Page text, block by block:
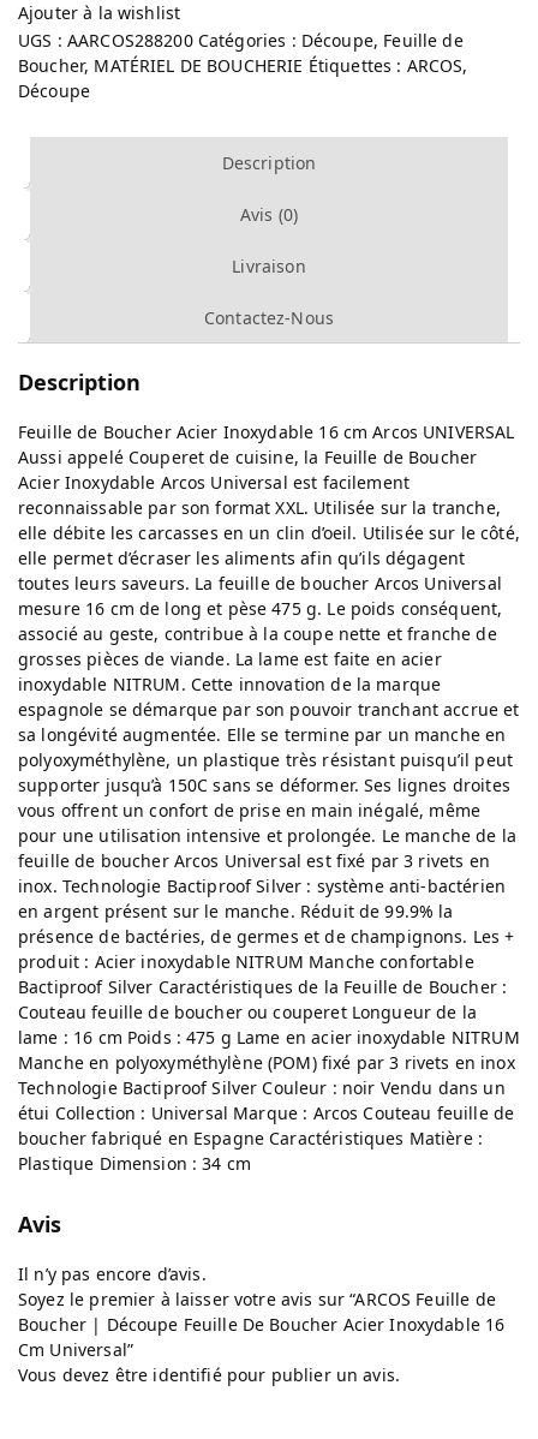
Ajouter à la wishlist
UGS : AARCOS288200 Catégories : Découpe, Feuille de
Boucher, MATÉRIEL DE BOUCHERIE Étiquettes : ARCOS,
Découpe
Description
Avis (0)
Livraison
Contactez-Nous
Description
Feuille de Boucher Acier Inoxydable 16 cm Arcos UNIVERSAL
Aussi appelé Couperet de cuisine, la Feuille de Boucher
Acier Inoxydable Arcos Universal est facilement
reconnaissable par son format XXL. Utilisée sur la tranche,
elle débite les carcasses en un clin d’oeil. Utilisée sur le côté,
elle permet d’écraser les aliments afin qu’ils dégagent
toutes leurs saveurs. La feuille de boucher Arcos Universal
mesure 16 cm de long et pèse 475 g. Le poids conséquent,
associé au geste, contribue à la coupe nette et franche de
grosses pièces de viande. La lame est faite en acier
inoxydable NITRUM. Cette innovation de la marque
espagnole se démarque par son pouvoir tranchant accrue et
sa longévité augmentée. Elle se termine par un manche en
polyoxyméthylène, un plastique très résistant puisqu’il peut
supporter jusqu’à 150C sans se déformer. Ses lignes droites
vous offrent un confort de prise en main inégalé, même
pour une utilisation intensive et prolongée. Le manche de la
feuille de boucher Arcos Universal est fixé par 3 rivets en
inox. Technologie Bactiproof Silver : système anti-bactérien
en argent présent sur le manche. Réduit de 99.9% la
présence de bactéries, de germes et de champignons. Les +
produit : Acier inoxydable NITRUM Manche confortable
Bactiproof Silver Caractéristiques de la Feuille de Boucher :
Couteau feuille de boucher ou couperet Longueur de la
lame : 16 cm Poids : 475 g Lame en acier inoxydable NITRUM
Manche en polyoxyméthylène (POM) fixé par 3 rivets en inox
Technologie Bactiproof Silver Couleur : noir Vendu dans un
étui Collection : Universal Marque : Arcos Couteau feuille de
boucher fabriqué en Espagne Caractéristiques Matière :
Plastique Dimension : 34 cm
Avis
Il n’y pas encore d’avis.
Soyez le premier à laisser votre avis sur “ARCOS Feuille de
Boucher | Découpe Feuille De Boucher Acier Inoxydable 16
Cm Universal”
Vous devez être identifiépour publier un avis.